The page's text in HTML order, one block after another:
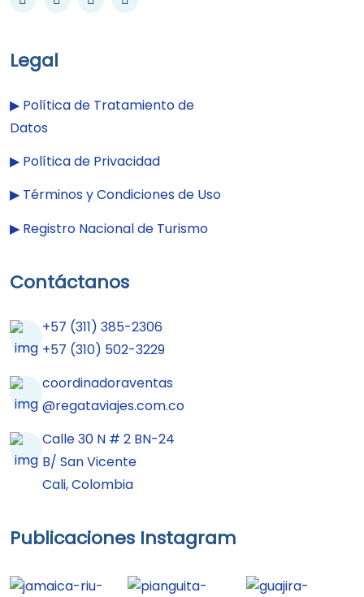
Legal
▶︎ Política de Tratamiento de
Datos
▶︎ Política de Privacidad
▶︎ Términos y Condiciones de Uso
▶︎ Registro Nacional de Turismo
Contáctanos
+57 (311) 385-2306
+57 (310) 502-3229
coordinadoraventas
@regataviajes.com.co
Calle 30 N # 2 BN-24
B/ San Vicente
Cali, Colombia
Publicaciones Instagram